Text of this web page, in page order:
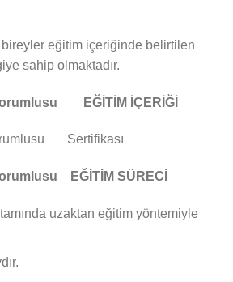
bireyler eğitim içeriğinde belirtilen
sahip olmaktadır.
EĞİTİM İÇERİĞİ
Sertifikası
EĞİTİM SÜRECİ
uzaktan eğitim yöntemiyle